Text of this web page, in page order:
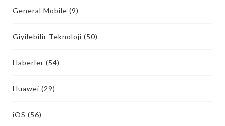
General Mobile (9)
Giyilebilir Teknoloji (50)
Haberler (54)
Huawei (29)
iOS (56)